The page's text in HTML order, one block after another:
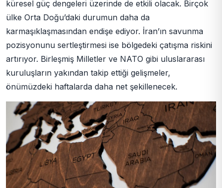
küresel güç dengeleri üzerinde de etkili olacak. Birçok
ülke Orta Doğu’daki durumun daha da
karmaşıklaşmasından endişe ediyor. İran’ın savunma
pozisyonunu sertleştirmesi ise bölgedeki çatışma riskini
artırıyor. Birleşmiş Milletler ve NATO gibi uluslararası
kuruluşların yakından takip ettiği gelişmeler,
önümüzdeki haftalarda daha net şekillenecek.